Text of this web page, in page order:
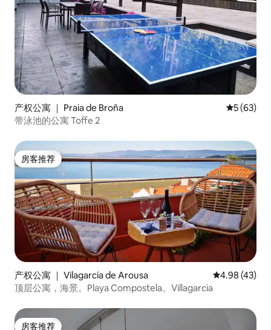
产权公寓 ｜ Praia de Broña 平均评分
5 (63)
带泳池的公寓 Toffe 2
房客推荐
房客推荐
产权公寓 ｜ Vilagarcía de Arousa 平均评分
4.98 (43)
顶层公寓，海景。Playa Compostela。Villagarcia
房客推荐